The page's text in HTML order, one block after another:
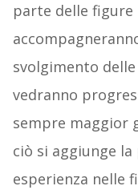
parte delle figure
svolgimento
vedranno
sempre maggior
ciò si aggiunge
esperienza nelle